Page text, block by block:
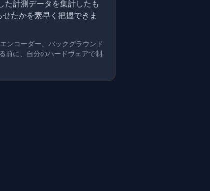
た計測データを集計したも
たかを素早く把握できま
ンコーダー、バックグラウンド
前に、自分のハードウェアで制